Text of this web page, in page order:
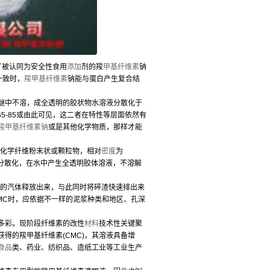
认同为安全性食用添加剂的羧甲基纤维素钠
时， 羧甲基纤维素钠能与蛋白产生复合结
不溶，成全透明的胶状物水溶液分散化于
85或由此可见，这二者在特性等层面依然有
甲基纤维素钠或是其他化学物质，那样才能
纤维粉末状或颗粒物，相对密度为
化，在水中产生全透明胶体溶液，不溶解
体释放出来，与此同时将碎渣快速排出来
时，应依据不一样的泥浆种类和地区、孔深
。现阶段纤维素的改性材料技术性关键聚
得的羧甲基纤维素(CMC)，其溶液具备增
品类、药业、纺织品、造纸工业等工业生产